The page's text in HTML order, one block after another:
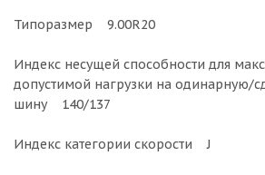
Типоразмер 9.00R20
Индекс несущей способности для
допустимой нагрузки на одинарную/
шину 140/137
Индекс категории скорости J